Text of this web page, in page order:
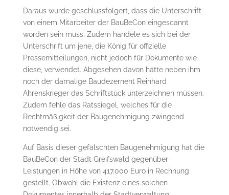
Daraus wurde geschlussfolgert, dass die Unterschrift
von einem Mitarbeiter der BauBeCon eingescannt
worden sein muss. Zudem handele es sich bei der
Unterschrift um jene, die König für offizielle
Pressemitteilungen, nicht jedoch für Dokumente wie
diese, verwendet. Abgesehen davon hätte neben ihm
noch der damalige Baudezernent Reinhard
Ahrenskrieger das Schriftstück unterzeichnen müssen.
Zudem fehle das Ratssiegel, welches für die
Rechtmäßigkeit der Baugenehmigung zwingend
notwendig sei.
Auf Basis dieser gefälschten Baugenehmigung hat die
BauBeCon der Stadt Greifswald gegenüber
Leistungen in Höhe von 417.000 Euro in Rechnung
gestellt. Obwohl die Existenz eines solchen